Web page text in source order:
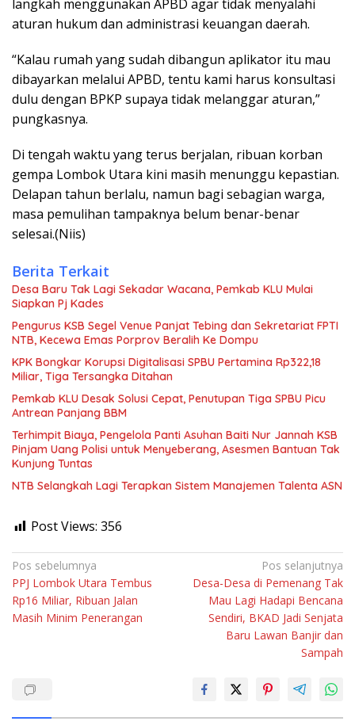
langkah menggunakan APBD agar tidak menyalahi
aturan hukum dan administrasi keuangan daerah.
“Kalau rumah yang sudah dibangun aplikator itu mau
dibayarkan melalui APBD, tentu kami harus konsultasi
dulu dengan BPKP supaya tidak melanggar aturan,”
pungkasnya.
Di tengah waktu yang terus berjalan, ribuan korban
gempa Lombok Utara kini masih menunggu kepastian.
Delapan tahun berlalu, namun bagi sebagian warga,
masa pemulihan tampaknya belum benar-benar
selesai.(Niis)
Berita Terkait
Desa Baru Tak Lagi Sekadar Wacana, Pemkab KLU Mulai
Siapkan Pj Kades
Pengurus KSB Segel Venue Panjat Tebing dan Sekretariat FPTI
NTB, Kecewa Emas Porprov Beralih Ke Dompu
KPK Bongkar Korupsi Digitalisasi SPBU Pertamina Rp322,18
Miliar, Tiga Tersangka Ditahan
Pemkab KLU Desak Solusi Cepat, Penutupan Tiga SPBU Picu
Antrean Panjang BBM
Terhimpit Biaya, Pengelola Panti Asuhan Baiti Nur Jannah KSB
Pinjam Uang Polisi untuk Menyeberang, Asesmen Bantuan Tak
Kunjung Tuntas
NTB Selangkah Lagi Terapkan Sistem Manajemen Talenta ASN
Post Views: 356
Navigasi
pos
Pos sebelumnya
PPJ Lombok Utara Tembus
Rp16 Miliar, Ribuan Jalan
Masih Minim Penerangan
Pos selanjutnya
Desa-Desa di Pemenang Tak
Mau Lagi Hadapi Bencana
Sendiri, BKAD Jadi Senjata
Baru Lawan Banjir dan
Sampah